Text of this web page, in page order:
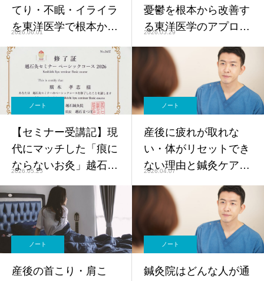
てり・不眠・イライラ
を東洋医学で根本から
2026.06.01
憂鬱を根本から改善す
る東洋医学のアプロー
2026.05.29
ノート
【セミナー受講記】現
代にマッチした「痕に
ならないお灸」越石式
2026.05.25
ノート
産後に疲れが取れな
い・体がリセットでき
ない理由と鍼灸ケア
2026.04.07
ノート
産後の首こり・肩こ
ノート
鍼灸院はどんな人が通